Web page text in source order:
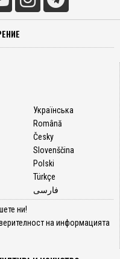
Українська
Română
Česky
Slovenščina
Polski
Türkçe
فارسی
ни!
на информацията